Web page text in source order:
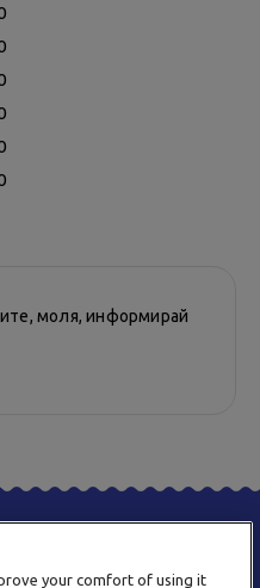
моля, информирай
your comfort of using it